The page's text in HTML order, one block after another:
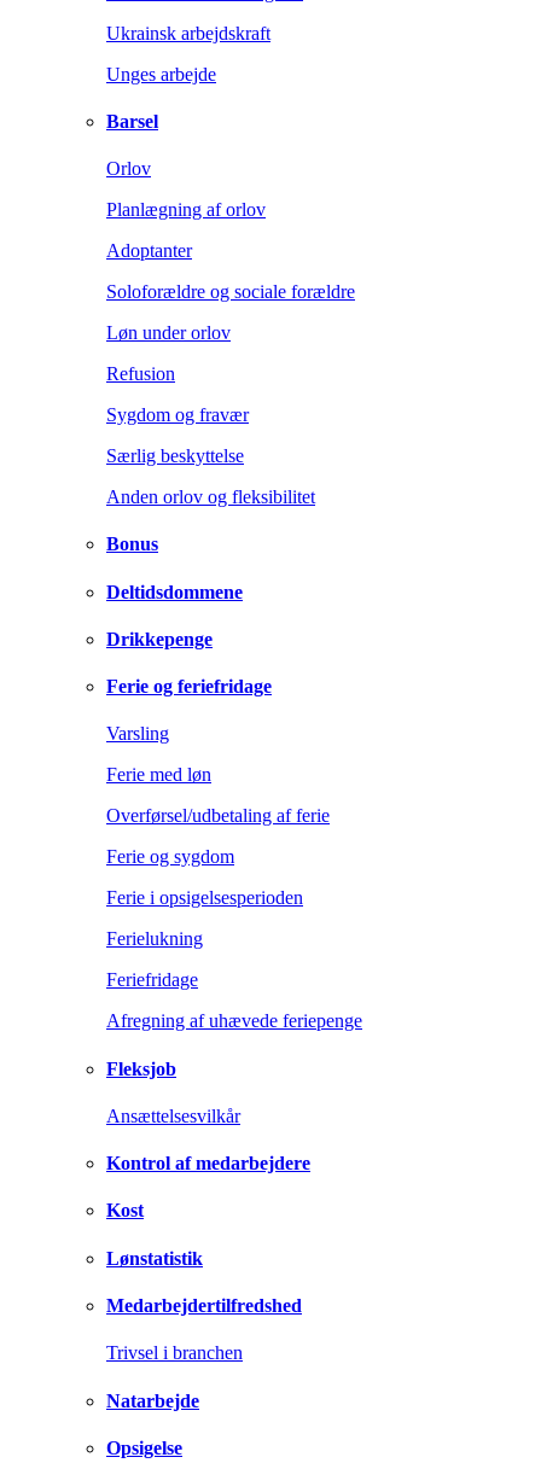
Ukrainsk arbejdskraft
Unges arbejde
Barsel
Orlov
Planlægning af orlov
Adoptanter
Soloforældre og sociale forældre
Løn under orlov
Refusion
Sygdom og fravær
Særlig beskyttelse
Anden orlov og fleksibilitet
Bonus
Deltidsdommene
Drikkepenge
Ferie og feriefridage
Varsling
Ferie med løn
Overførsel/udbetaling af ferie
Ferie og sygdom
Ferie i opsigelsesperioden
Ferielukning
Feriefridage
Afregning af uhævede feriepenge
Fleksjob
Ansættelsesvilkår
Kontrol af medarbejdere
Kost
Lønstatistik
Medarbejdertilfredshed
Trivsel i branchen
Natarbejde
Opsigelse